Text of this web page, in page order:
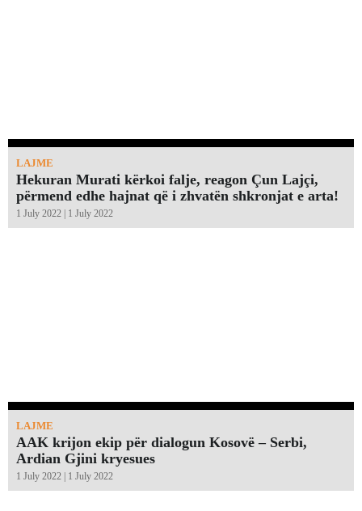
LAJME
Hekuran Murati kërkoi falje, reagon Çun Lajçi,
përmend edhe hajnat që i zhvatën shkronjat e arta!￼
1 July 2022 | 1 July 2022
LAJME
AAK krijon ekip për dialogun Kosovë – Serbi,
Ardian Gjini kryesues
1 July 2022 | 1 July 2022